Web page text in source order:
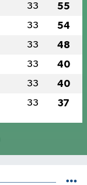
33 55
33 54
33 48
33 40
33 40
33 37